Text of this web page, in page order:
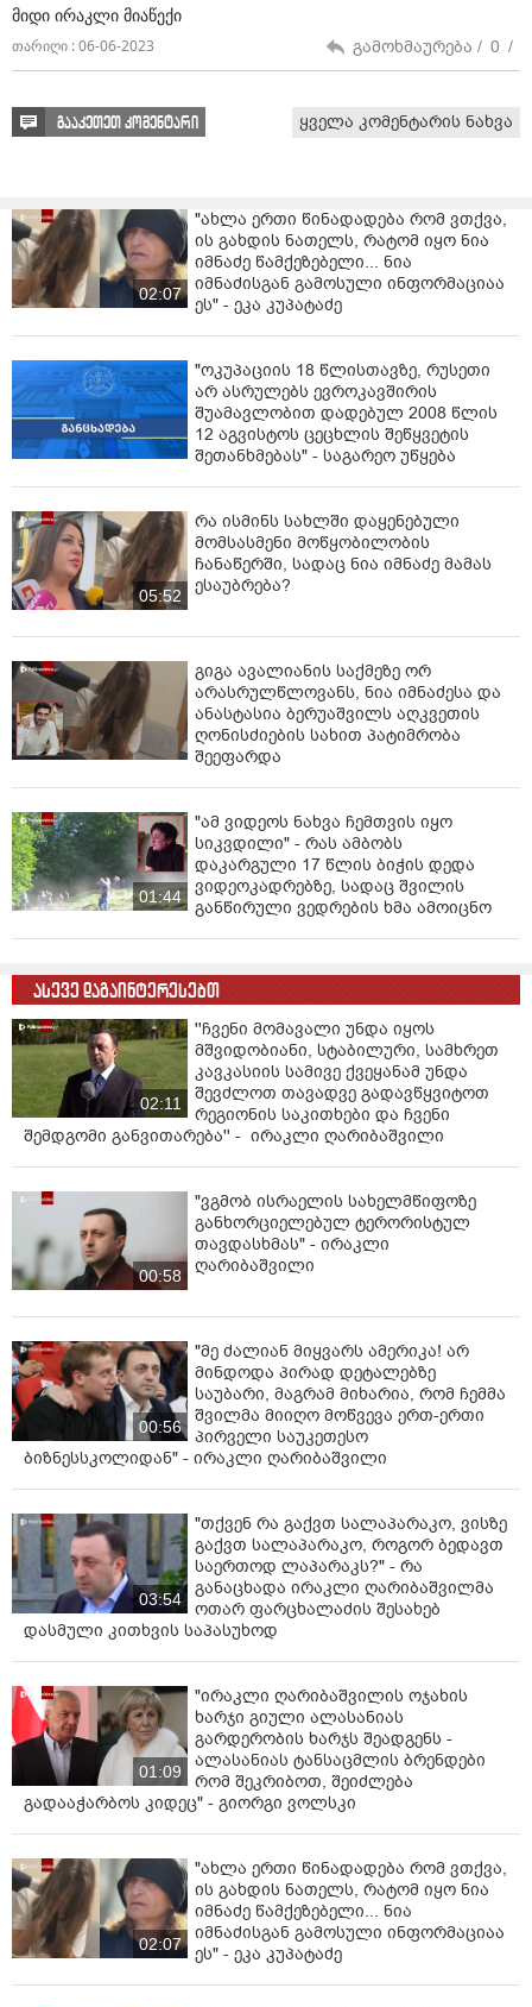
მიდი ირაკლი მიაწექი
თარიღი : 06-06-2023 გამოხმაურება / 0 /
გააკეთეთ კომენტარი ყველა კომენტარის ნახვა
02:07
"ახლა ერთი წინადადება რომ ვთქვა,
ის გახდის ნათელს, რატომ იყო ნია
იმნაძე წამქეზებელი... ნია
იმნაძისგან გამოსული ინფორმაციაა
ეს" - ეკა კუპატაძე
"ოკუპაციის 18 წლისთავზე, რუსეთი
არ ასრულებს ევროკავშირის
შუამავლობით დადებულ 2008 წლის
12 აგვისტოს ცეცხლის შეწყვეტის
შეთანხმებას" - საგარეო უწყება
05:52
რა ისმინს სახლში დაყენებული
მომსასმენი მოწყობილობის
ჩანაწერში, სადაც ნია იმნაძე მამას
ესაუბრება?
გიგა ავალიანის საქმეზე ორ
არასრულწლოვანს, ნია იმნაძესა და
ანასტასია ბერუაშვილს აღკვეთის
ღონისძიების სახით პატიმრობა
შეეფარდა
01:44
"ამ ვიდეოს ნახვა ჩემთვის იყო
სიკვდილი" - რას ამბობს
დაკარგული 17 წლის ბიჭის დედა
ვიდეოკადრებზე, სადაც შვილის
განწირული ვედრების ხმა ამოიცნო
ასევე დაგაინტერესებთ
02:11
''ჩვენი მომავალი უნდა იყოს
მშვიდობიანი, სტაბილური, სამხრეთ
კავკასიის სამივე ქვეყანამ უნდა
შევძლოთ თავადვე გადავწყვიტოთ
რეგიონის საკითხები და ჩვენი
შემდგომი განვითარება'' - ირაკლი ღარიბაშვილი
00:58
"ვგმობ ისრაელის სახელმწიფოზე
განხორციელებულ ტერორისტულ
თავდასხმას" - ირაკლი
ღარიბაშვილი
00:56
"მე ძალიან მიყვარს ამერიკა! არ
მინდოდა პირად დეტალებზე
საუბარი, მაგრამ მიხარია, რომ ჩემმა
შვილმა მიიღო მოწვევა ერთ-ერთი
პირველი საუკეთესო
ბიზნესსკოლიდან" - ირაკლი ღარიბაშვილი
03:54
"თქვენ რა გაქვთ სალაპარაკო, ვისზე
გაქვთ სალაპარაკო, როგორ ბედავთ
საერთოდ ლაპარაკს?" - რა
განაცხადა ირაკლი ღარიბაშვილმა
ოთარ ფარცხალაძის შესახებ
დასმული კითხვის საპასუხოდ
01:09
"ირაკლი ღარიბაშვილის ოჯახის
ხარჯი გიული ალასანიას
გარდერობის ხარჯს შეადგენს -
ალასანიას ტანსაცმლის ბრენდები
რომ შეკრიბოთ, შეიძლება
გადააჭარბოს კიდეც" - გიორგი ვოლსკი
02:07
"ახლა ერთი წინადადება რომ ვთქვა,
ის გახდის ნათელს, რატომ იყო ნია
იმნაძე წამქეზებელი... ნია
იმნაძისგან გამოსული ინფორმაციაა
ეს" - ეკა კუპატაძე